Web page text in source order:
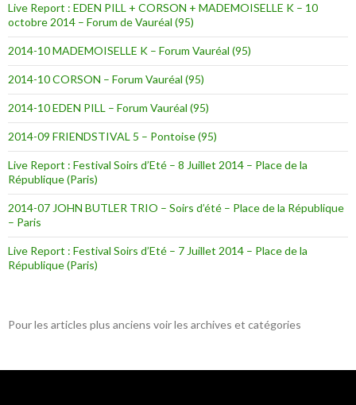
Live Report : EDEN PILL + CORSON + MADEMOISELLE K – 10
octobre 2014 – Forum de Vauréal (95)
2014-10 MADEMOISELLE K – Forum Vauréal (95)
2014-10 CORSON – Forum Vauréal (95)
2014-10 EDEN PILL – Forum Vauréal (95)
2014-09 FRIENDSTIVAL 5 – Pontoise (95)
Live Report : Festival Soirs d’Eté – 8 Juillet 2014 – Place de la
République (Paris)
2014-07 JOHN BUTLER TRIO – Soirs d’été – Place de la République
– Paris
Live Report : Festival Soirs d’Eté – 7 Juillet 2014 – Place de la
République (Paris)
Pour les articles plus anciens voir les archives et catégories